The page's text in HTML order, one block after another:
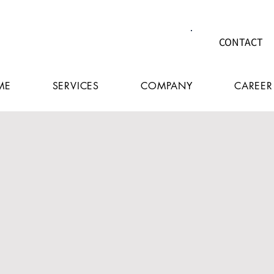
CONTACT
SERVICES COMPANY CAREER